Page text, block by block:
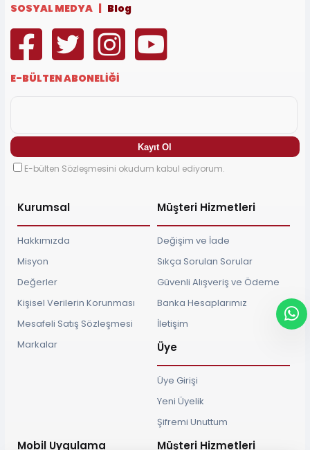
SOSYAL MEDYA | Blog
E-BÜLTEN ABONELİĞİ
E-bülten Sözleşmesini okudum kabul ediyorum.
Kurumsal
Hakkımızda
Misyon
Değerler
Kişisel Verilerin Korunması
Mesafeli Satış Sözleşmesi
Markalar
Müşteri Hizmetleri
Değişim ve İade
Sıkça Sorulan Sorular
Güvenli Alışveriş ve Ödeme
Banka Hesaplarımız
İletişim
Üye
Üye Girişi
Yeni Üyelik
Şifremi Unuttum
Mobil Uygulama Müşteri Hizmetleri